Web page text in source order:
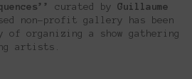
curated by Guillaume
non-profit gallery has been
organizing a show gathering
artists.